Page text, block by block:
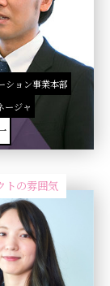
ション事業本部
ージャ
トの雰囲気